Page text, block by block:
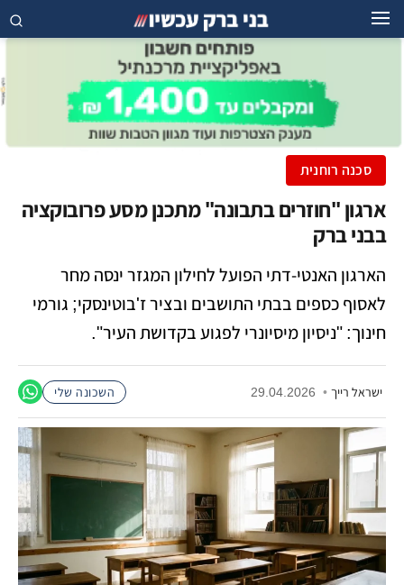
סכנה רוחנית
ארגון "חוזרים בתבונה" מתכנן מסע פרובוקציה
בבני ברק
הארגון האנטי-דתי הפועל לחילון המגזר ינסה מחר
לאסוף כספים בבתי התושבים ובציר ז'בוטינסקי; גורמי
חינוך: "ניסיון מיסיונרי לפגוע בקדושת העיר".
ישראל רייך •
29.04.2026 השכונה שלי